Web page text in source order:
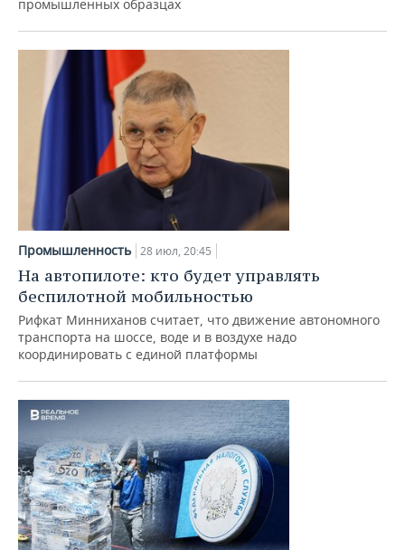
промышленных образцах
Промышленность 28 июл, 20:45
На автопилоте: кто будет управлять
беспилотной мобильностью
Рифкат Минниханов считает, что движение автономного
транспорта на шоссе, воде и в воздухе надо
координировать с единой платформы